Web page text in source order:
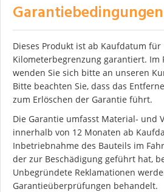
Garantiebedingungen
Dieses Produkt ist ab Kaufdatum für
Kilometerbegrenzung garantiert. Im
wenden Sie sich bitte an unseren
Bitte beachten Sie, dass das
zum Erlöschen der Garantie führt.
Die Garantie umfasst Material- und
innerhalb von 12 Monaten ab
Inbetriebnahme des Bauteils im
der zur Beschädigung geführt hat,
Unbegründete Reklamationen
Garantieüberprüfungen behandelt.